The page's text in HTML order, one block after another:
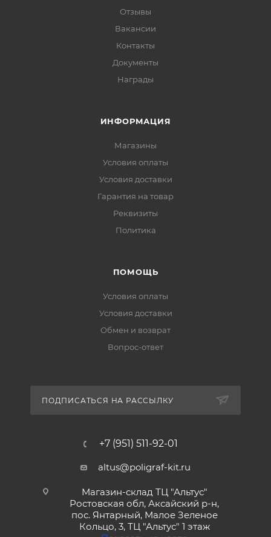
Отзывы
Вакансии
Контакты
Документы
Награды
ИНФОРМАЦИЯ
Магазины
Условия оплаты
Условия доставки
Гарантия на товар
Реквизиты
Политика
ПОМОЩЬ
Условия оплаты
Условия доставки
Обмен и возврат
Вопрос-ответ
ПОДПИСАТЬСЯ НА РАССЫЛКУ
+7 (951) 511-92-01
altus@poligraf-kit.ru
Магазин-склад ТЦ "Альтус"
Ростовская обл, Аксайский р-н,
пос. Янтарный, Малое Зеленое
Кольцо, 3, ТЦ "Альтус" 1 этаж